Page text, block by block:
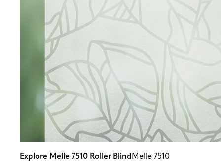
Explore Melle 7510 Roller Blind Melle 7510